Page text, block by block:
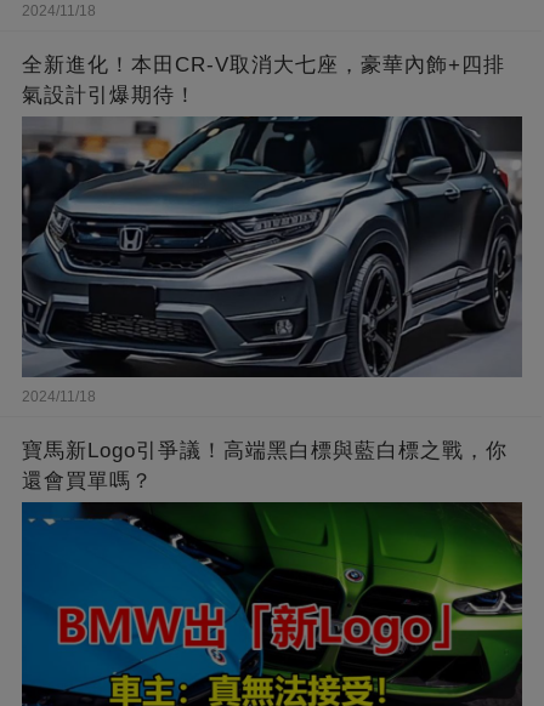
2024/11/18
全新進化！本田CR-V取消大七座，豪華內飾+四排
氣設計引爆期待！
2024/11/18
寶馬新Logo引爭議！高端黑白標與藍白標之戰，你
還會買單嗎？